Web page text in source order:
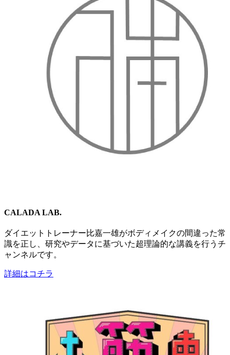
CALADA LAB.
ダイエットトレーナー比嘉一雄がボディメイクの間違った常
識を正し、研究やデータに基づいた超理論的な講義を行うチ
ャンネルです。
詳細はコチラ